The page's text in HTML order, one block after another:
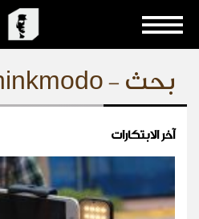
بحث - Thinkmodo
آخر الابتكارات